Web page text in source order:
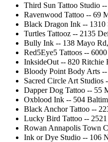
Third Sun Tattoo Studio
Ravenwood Tattoo -- 69
Black Dragon Ink --
Turtles Tattooz -- 2135
Bully Ink -- 138 Mayo
Red5Eye5 Tattoos --
InksideOut -- 820
Bloody Point Body Arts
Sacred Circle Art
Dapper Dog Tattoo -- 55
Oxblood Ink -- 504
Black Anchor Tattoo --
Lucky Bird Tattoo --
Rowan Annapolis Town
Ink or Dye Studio -- 106